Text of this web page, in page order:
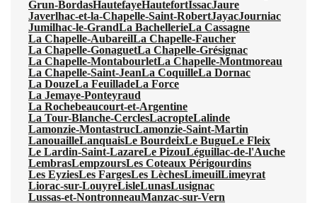
Grun-BordasHautefayeHautefortIssacJaure
Javerlhac-et-la-Chapelle-Saint-RobertJayacJourniac
Jumilhac-le-GrandLa BachellerieLa Cassagne
La Chapelle-AubareilLa Chapelle-Faucher
La Chapelle-GonaguetLa Chapelle-Grésignac
La Chapelle-MontabourletLa Chapelle-Montmoreau
La Chapelle-Saint-JeanLa CoquilleLa Dornac
La DouzeLa FeuilladeLa Force
La Jemaye-Ponteyraud
La Rochebeaucourt-et-Argentine
La Tour-Blanche-CerclesLacropteLalinde
Lamonzie-MontastrucLamonzie-Saint-Martin
LanouailleLanquaisLe BourdeixLe BugueLe Fleix
Le Lardin-Saint-LazareLe PizouLéguillac-de-l'Auche
LembrasLempzoursLes Coteaux Périgourdins
Les EyziesLes FargesLes LèchesLimeuilLimeyrat
Liorac-sur-LouyreLisleLunasLusignac
Lussas-et-NontronneauManzac-sur-Vern